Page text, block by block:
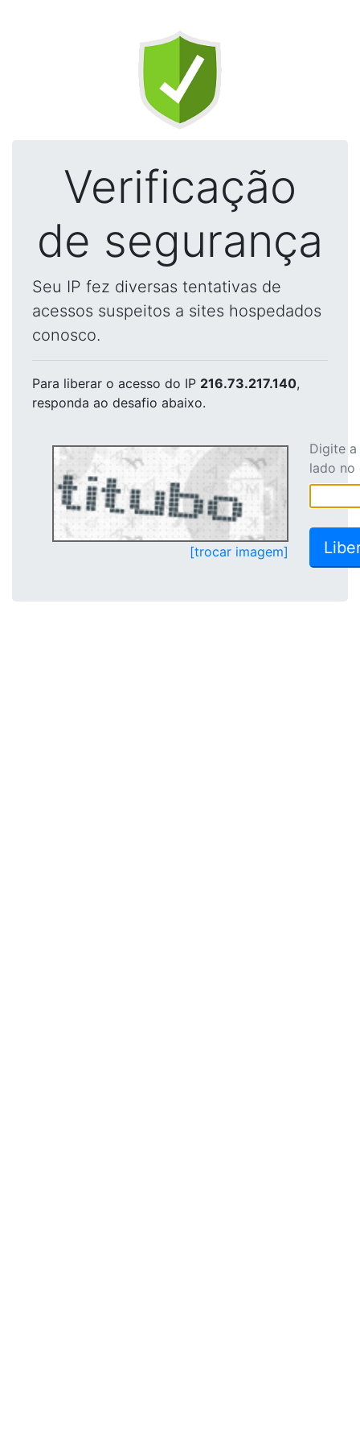
Verificação
de segurança
Seu IP fez diversas tentativas de
acessos suspeitos a sites hospedados
conosco.
Para liberar o acesso do IP 216.73.217.140,
responda ao desafio abaixo.
[trocar imagem]
Digite
lado no